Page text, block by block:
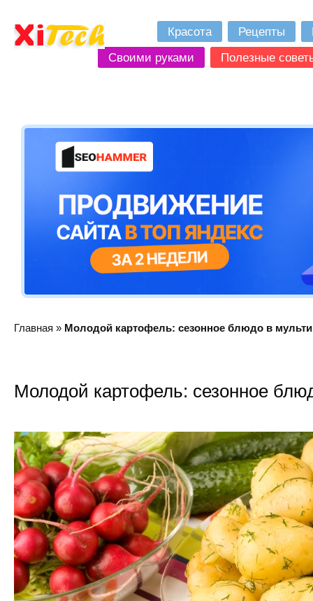
Красота Рецепты
Своими руками
Полезные
Главная » Молодой картофель: сезонное блюдо в
Молодой картофель: сезонное